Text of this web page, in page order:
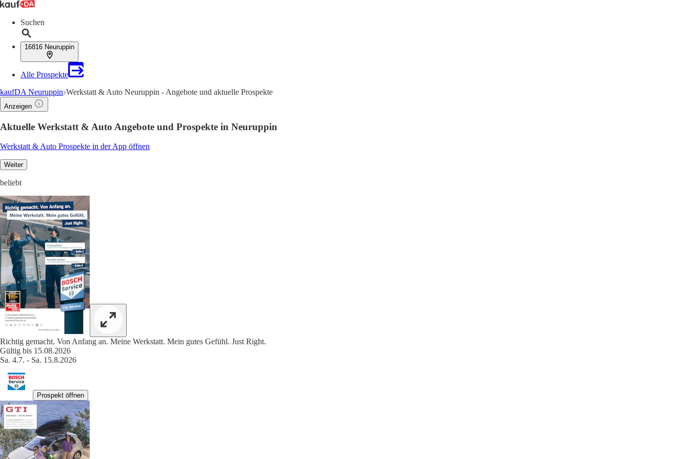
Suchen
16816 Neuruppin
Alle Prospekte
kaufDA Neuruppin Werkstatt & Auto Neuruppin - Angebote und aktuelle Prospekte
Anzeigen
Aktuelle Werkstatt & Auto Angebote und Prospekte in Neuruppin
Werkstatt & Auto Prospekte in der App öffnen
Weiter
beliebt
Richtig gemacht. Von Anfang an. Meine Werkstatt. Mein gutes Gefühl. Just Right.
Gültig bis 15.08.2026
Sa. 4.7. - Sa. 15.8.2026
Prospekt öffnen